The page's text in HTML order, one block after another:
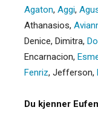
Agaton, Aggi,
Athanasios,
Denice, Dimitra,
Encarnacion,
Fenriz, Jefferson,
Du kjenner